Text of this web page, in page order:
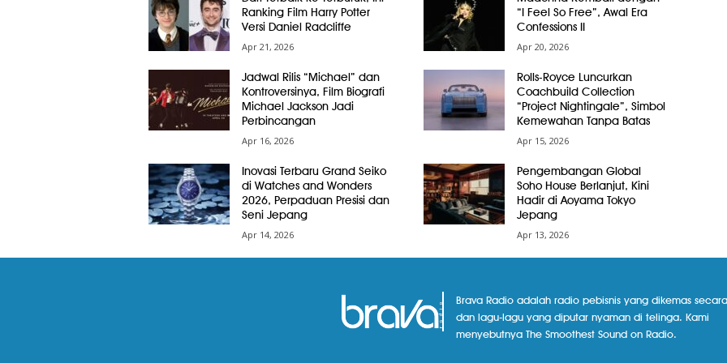
Ranking Film Harry Potter
Versi Daniel Radcliffe
Apr 21, 2026
“I Feel So Free”, Awal Era
Confessions II
Apr 20, 2026
Jadwal Rilis “Michael” dan
Kontroversinya, Film Biografi
Michael Jackson Jadi
Perbincangan
Apr 16, 2026
Rolls-Royce Luncurkan
Coachbuild Collection
“Project Nightingale”, Simbol
Kemewahan Tanpa Batas
Apr 15, 2026
Inovasi Terbaru Grand Seiko
di Watches and Wonders
2026, Perpaduan Presisi dan
Seni Jepang
Apr 14, 2026
Pengembangan Global
Soho House Berlanjut, Kini
Hadir di Aoyama Tokyo
Jepang
Apr 13, 2026
Brava Radio adalah radio pebisnis yang dikemas
dan lagu-lagu yang diputar nyaman di telinga. Kami
menyebutnya The Smoothest Sound on Radio.